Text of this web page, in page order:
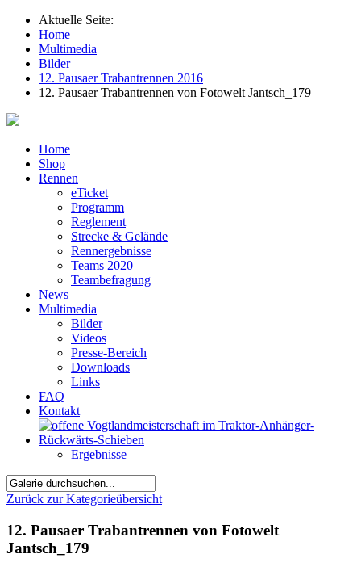
Aktuelle Seite:
Home
Multimedia
Bilder
12. Pausaer Trabantrennen 2016
12. Pausaer Trabantrennen von Fotowelt Jantsch_179
Home
Shop
Rennen
eTicket
Programm
Reglement
Strecke & Gelände
Rennergebnisse
Teams 2020
Teambefragung
News
Multimedia
Bilder
Videos
Presse-Bereich
Downloads
Links
FAQ
Kontakt
Ergebnisse
Zurück zur Kategorieübersicht
12. Pausaer Trabantrennen von Fotowelt
Jantsch_179